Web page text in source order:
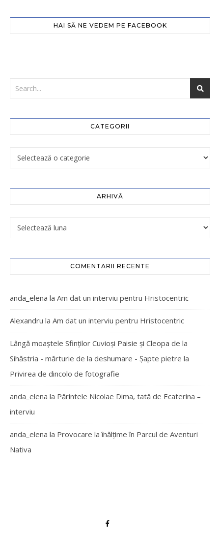
HAI SĂ NE VEDEM PE FACEBOOK
CATEGORII
ARHIVĂ
COMENTARII RECENTE
anda_elena la Am dat un interviu pentru Hristocentric
Alexandru la Am dat un interviu pentru Hristocentric
Lângă moaștele Sfinților Cuvioși Paisie și Cleopa de la
Sihăstria - mărturie de la deshumare - Şapte pietre la
Privirea de dincolo de fotografie
anda_elena la Părintele Nicolae Dima, tată de Ecaterina –
interviu
anda_elena la Provocare la înălțime în Parcul de Aventuri
Nativa